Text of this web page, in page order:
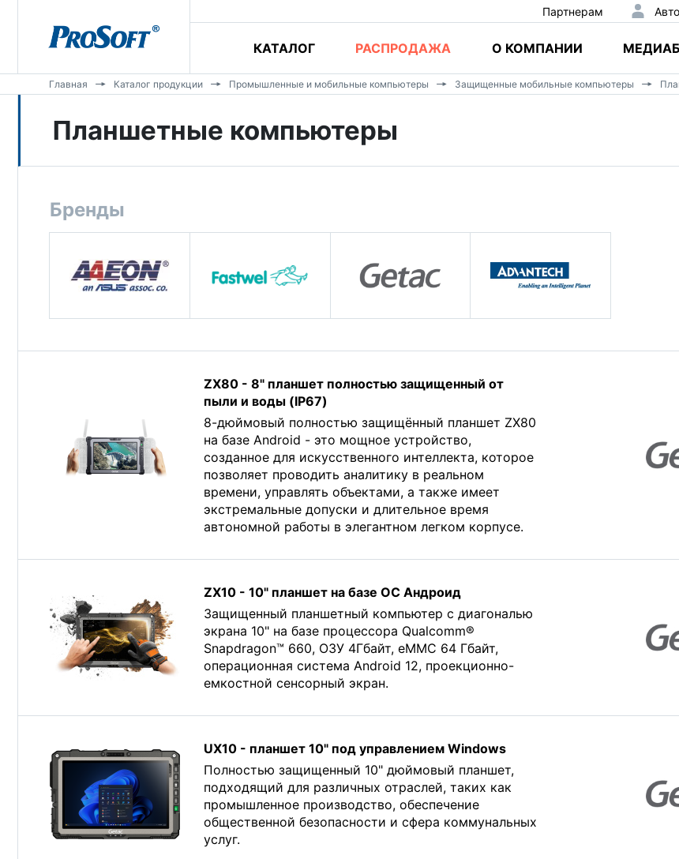
Партнерам
КАТАЛОГ РАСПРОДАЖА О КОМПАНИИ
Главная Каталог продукции Промышленные и мобильные компьютеры Защищенные мобильные компьютеры
Планшетные компьютеры
Бренды
ZX80 - 8" планшет полностью защищенный от
пыли и воды (IP67)
8-дюймовый полностью защищённый планшет ZX80
на базе Android - это мощное устройство,
созданное для искусственного интеллекта, которое
позволяет проводить аналитику в реальном
времени, управлять объектами, а также имеет
экстремальные допуски и длительное время
автономной работы в элегантном легком корпусе.
ZX10 - 10" планшет на базе ОС Андроид
Защищенный планшетный компьютер с диагональю
экрана 10" на базе процессора Qualcomm®
Snapdragon™ 660, ОЗУ 4Гбайт, eMMC 64 Гбайт,
операционная система Android 12, проекционно-
емкостной сенсорный экран.
UX10 - планшет 10" под управлением Windows
Полностью защищенный 10" дюймовый планшет,
подходящий для различных отраслей, таких как
промышленное производство, обеспечение
общественной безопасности и сфера коммунальных
услуг.